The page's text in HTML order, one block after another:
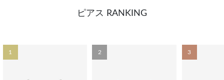
ピアス RANKING
1 2 3